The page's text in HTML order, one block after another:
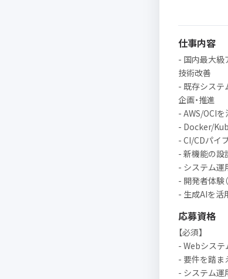
仕事内容
- 国内最大級
技術改善
- 既存システ
企画・推進
- AWS/OCI
- Docker/
- CI/CDパイ
- 新機能の設
- システム運
- 開発者体験
- 生成AIを活
応募資格
【必須】
- Webシス
- 要件を踏ま
- システム運